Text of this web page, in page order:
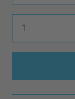
Produkt